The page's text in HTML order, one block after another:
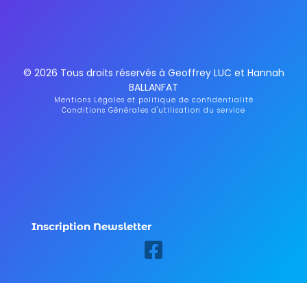
© 2026 Tous droits réservés à Geoffrey LUC et Hannah
BALLANFAT
Mentions Légales et politique de confidentialité
Conditions Générales d'utilisation du service
Inscription Newsletter